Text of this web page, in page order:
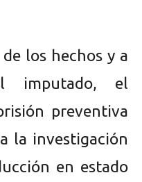
los hechos y a
imputado, el
preventiva
la investigación
en estado